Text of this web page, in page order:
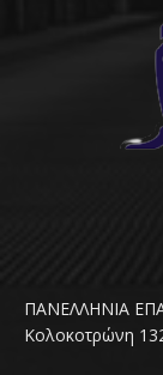
ΠΑΝΕΛΛΗΝΙΑ
Κολοκοτρώνη